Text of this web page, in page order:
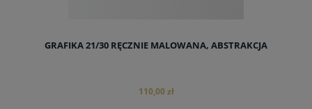
GRAFIKA 21/30 RĘCZNIE MALOWANA, ABSTRAKCJA
110,00 zł